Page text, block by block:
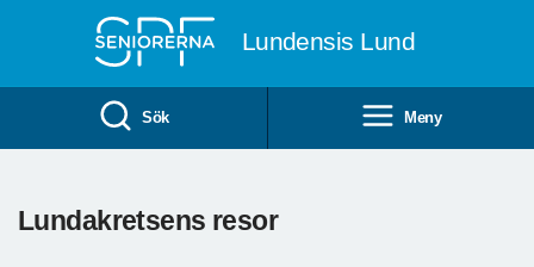
Lundensis Lund
Sök Meny
Lundakretsens resor